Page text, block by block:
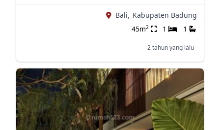
Bali, Kabupaten Badung
45m2 1 1
2 tahun yang lalu